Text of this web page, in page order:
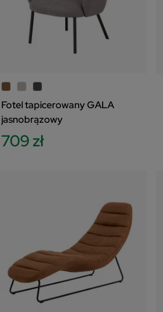
Fotel tapicerowany GALA
jasnobrązowy
709 zł